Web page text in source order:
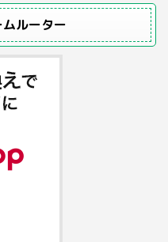
ルーター